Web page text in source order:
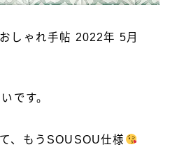
しゃれ手帖 2022年 5月
です。
、もうSOUSOU仕様